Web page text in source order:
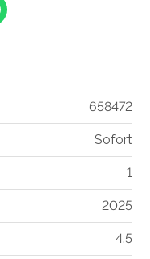
658472
Sofort
1
2025
4.5